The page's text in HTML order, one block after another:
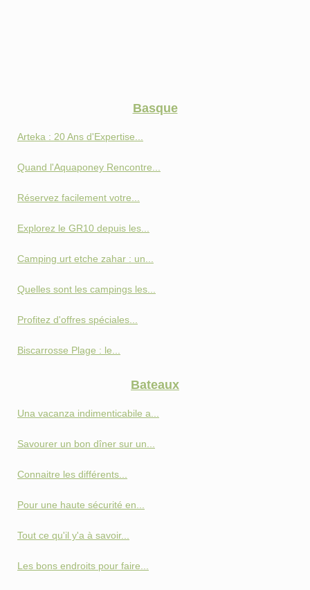
Basque
Arteka : 20 Ans d'Expertise...
Quand l'Aquaponey Rencontre...
Réservez facilement votre...
Explorez le GR10 depuis les...
Camping urt etche zahar : un...
Quelles sont les campings les...
Profitez d'offres spéciales...
Biscarrosse Plage : le...
Bateaux
Una vacanza indimenticabile a...
Savourer un bon dîner sur un...
Connaitre les différents...
Pour une haute sécurité en...
Tout ce qu'il y'a à savoir...
Les bons endroits pour faire...